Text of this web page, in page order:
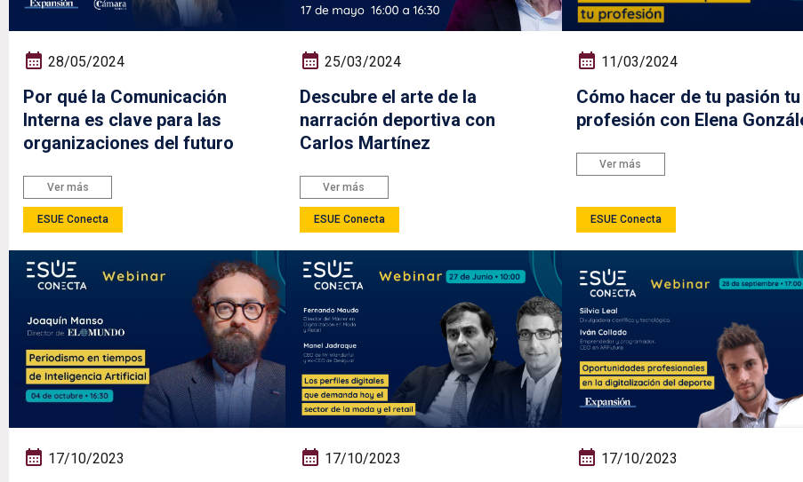
28/05/2024
Por qué la Comunicación
Interna es clave para las
organizaciones del futuro
Ver más
ESUE Conecta
25/03/2024
Descubre el arte de la
narración deportiva con
Carlos Martínez
Ver más
ESUE Conecta
11/03/2024
Cómo hacer de tu pasión tu
profesión con Elena
Ver más
ESUE Conecta
17/10/2023 17/10/2023 17/10/2023